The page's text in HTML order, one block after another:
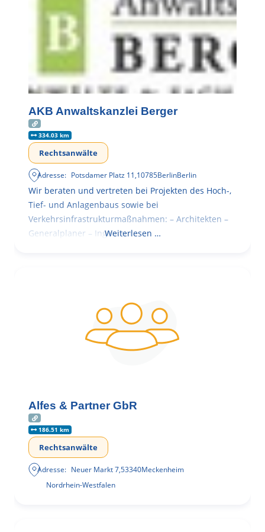
AKB Anwaltskanzlei Berger
334.03 km
Rechtsanwälte
Adresse: Potsdamer Platz 11,10785BerlinBerlin
Wir beraten und vertreten bei Projekten des Hoch-,
Tief- und Anlagenbaus sowie bei
Verkehrsinfrastrukturmaßnahmen: – Architekten –
Generalplaner – Ingenieure
Weiterlesen …
Alfes & Partner GbR
186.51 km
Rechtsanwälte
Adresse: Neuer Markt 7,53340Meckenheim
Nordrhein-Westfalen